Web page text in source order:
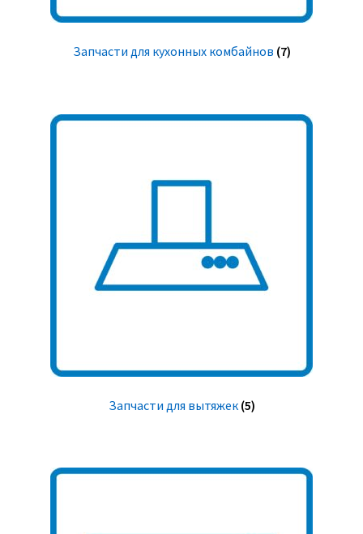
Запчасти для кухонных комбайнов (7)
Запчасти для вытяжек (5)